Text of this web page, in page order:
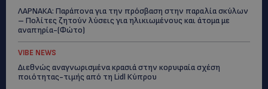
ΛΑΡΝΑΚΑ: Παράπονα για την πρόσβαση στην παραλία σκύλων
– Πολίτες ζητούν λύσεις για ηλικιωμένους και άτομα με
αναπηρία-(Φώτο)
VIBE NEWS
Διεθνώς αναγνωρισμένα κρασιά στην κορυφαία σχέση
ποιότητας-τιμής από τη Lidl Κύπρου